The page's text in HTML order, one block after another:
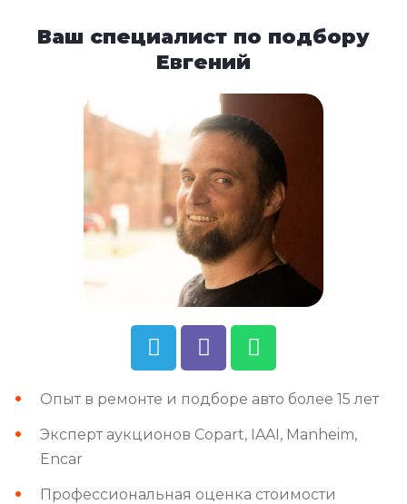
Ваш специалист по подбору
Евгений
Опыт в ремонте и подборе авто более 15 лет
Эксперт аукционов Copart, IAAI, Manheim,
Encar
Профессиональная оценка стоимости